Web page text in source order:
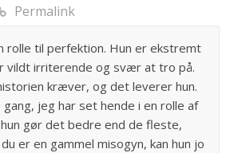
Permalink
rolle til perfektion. Hun er ekstremt
vildt irriterende og svær at tro på.
kræver, og det leverer hun.
jeg har set hende i en rolle af
gør det bedre end de fleste,
er en gammel misogyn, kan hun jo